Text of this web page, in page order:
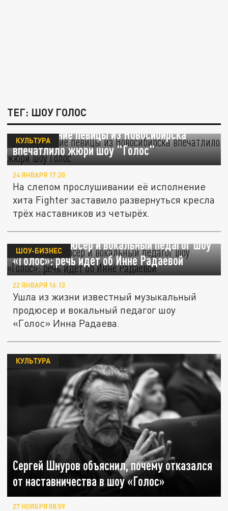
ТЕГ: ШОУ ГОЛОС
Выступление певицы из Новосибирска
впечатлило жюри шоу "Голос"
КУЛЬТУРА
24 ЯНВАРЯ 17:20
На слепом прослушивании её исполнение
хита Fighter заставило развернуться кресла
трёх наставников из четырёх.
Умерла продюсер и вокальный педагог шоу
«Голос»: речь идет об Инне Радаевой
ШОУ-БИЗНЕС
22 ЯНВАРЯ 16:13
Ушла из жизни известный музыкальный
продюсер и вокальный педагог шоу
«Голос» Инна Радаева.
Сергей Шнуров объяснил, почему отказался
от наставничества в шоу «Голос»
КУЛЬТУРА
27 НОЯБРЯ 08:59